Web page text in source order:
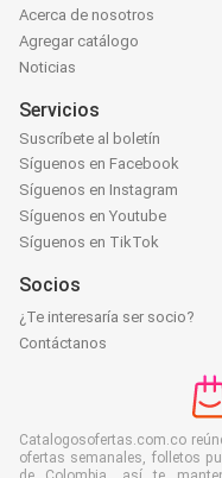
Acerca de nosotros
Agregar catálogo
Noticias
Servicios
Suscríbete al boletín
Síguenos en Facebook
Síguenos en Instagram
Síguenos en Youtube
Síguenos en TikTok
Socios
¿Te interesaría ser socio?
Contáctanos
Catalogosofertas.com.co
ofertas semanales, folletos